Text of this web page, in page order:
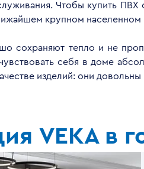
Чтобы купить ПВХ
крупном населенном
сохраняют тепло и не
себя в доме
изделий: они
VEKA в